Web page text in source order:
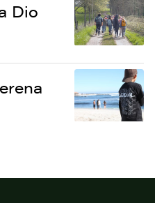
Dio